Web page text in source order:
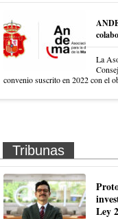
La
convenio suscrito en 2022 con el
Tribunas
Ley